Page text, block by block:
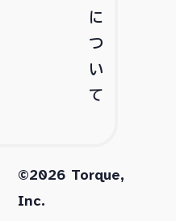
に
つ
い
て
©2026 Torque,
Inc.